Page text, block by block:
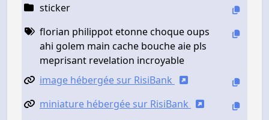
sticker
florian philippot etonne choque oups
ahi golem main cache bouche aie pls
meprisant revelation incroyable
image hébergée sur RisiBank
miniature hébergée sur RisiBank